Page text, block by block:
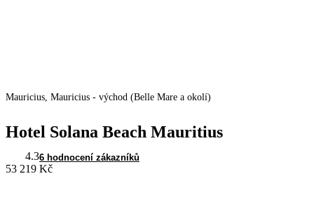
Mauricius, Mauricius - východ (Belle Mare a okolí)
Hotel Solana Beach Mauritius
4.36 hodnocení zákazníků
53 219 Kč